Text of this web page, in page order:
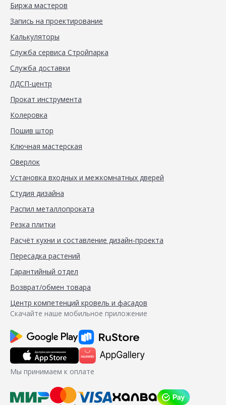
Биржа мастеров
Запись на проектирование
Калькуляторы
Служба сервиса Стройпарка
Служба доставки
ЛДСП-центр
Прокат инструмента
Колеровка
Пошив штор
Ключная мастерская
Оверлок
Установка входных и межкомнатных дверей
Студия дизайна
Распил металлопроката
Резка плитки
Расчёт кухни и составление дизайн-проекта
Пересадка растений
Гарантийный отдел
Возврат/обмен товара
Центр компетенций кровель и фасадов
Скачайте наше мобильное приложение
Мы принимаем к оплате